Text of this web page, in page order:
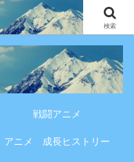
、登場人物や物語の考察を、作
する専門ブログです。
戦闘アニメ
アニメ 成長ヒストリー
検索